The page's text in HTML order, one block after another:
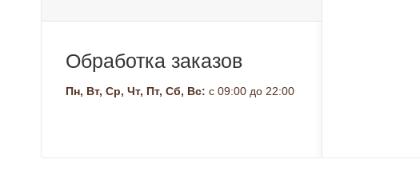
Обработка заказов
Пн, Вт, Ср, Чт, Пт, Сб, Вс: с 09:00 до 22:00